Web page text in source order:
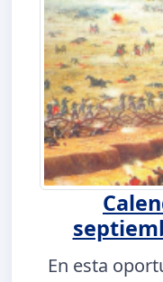
En esta